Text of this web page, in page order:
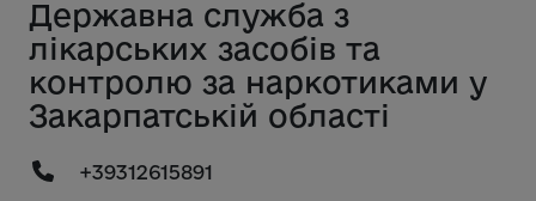
Державна служба з
лікарських засобів та
контролю за наркотиками у
Закарпатській області
+39312615891